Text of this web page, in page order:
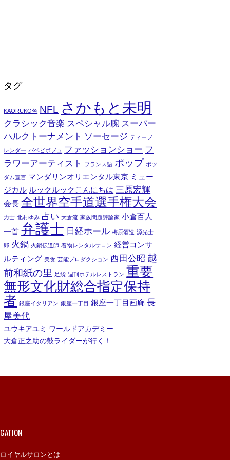
タグ
KAORUKO色 NFL さかもと未明
クラシック音楽 スペシャル腕 スーパー
ハルクトーナメント ソーセージ ティーブ
レンダー バベビボブュ ファッションショー フ
ラワーアーティスト
フランス語 ポップ ポツ
ダム宣言 マンダリンオリエンタル東京 ミュー
ジカル ルックルックこんにちは 三原宏輝
会長 全世界空手道選手権大会
力士 北村ゆみ 占い 大倉流 家族問題評論家 小倉百人
一首 弁護士 日経ホール 梅原酒造 源光士
郎 火鍋 火鍋伝道師 着物レンタルサロン 経営コンサ
ルティング 美食 芸能プロダクション 西田公昭 越
前和紙の里 足袋 週刊ホテルレストラン 重要
無形文化財総合指定保持
者 銀座イタリアン 銀座一丁目 銀座一丁目画廊 長
屋美代
ユウキアユミ ワールドアカデミー
大倉正之助の鼓ライダーが行く！
イヤルサロンとは